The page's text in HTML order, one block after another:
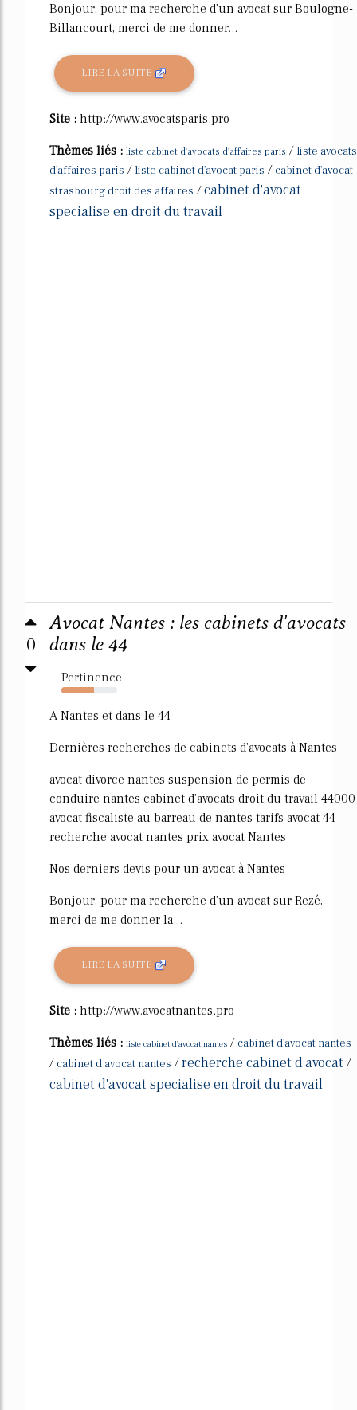
Bonjour, pour ma recherche d'un avocat sur Boulogne-
Billancourt, merci de me donner...
LIRE LA SUITE
Site : http://www.avocatsparis.pro
Thèmes liés : liste cabinet d'avocats d'affaires paris / liste avocats
d'affaires paris / liste cabinet d'avocat paris / cabinet d'avocat
strasbourg droit des affaires /cabinet d'avocat
specialise en droit du travail
0
Avocat Nantes : les cabinets d'avocats
dans le 44
Pertinence
59%
A Nantes et dans le 44
Dernières recherches de cabinets d'avocats à Nantes
avocat divorce nantes suspension de permis de
conduire nantes cabinet d'avocats droit du travail 44000
avocat fiscaliste au barreau de nantes tarifs avocat 44
recherche avocat nantes prix avocat Nantes
Nos derniers devis pour un avocat à Nantes
Bonjour, pour ma recherche d'un avocat sur Rezé,
merci de me donner la...
LIRE LA SUITE
Site : http://www.avocatnantes.pro
Thèmes liés : liste cabinet d'avocat nantes / cabinet d'avocat nantes
/ cabinet d avocat nantes /recherche cabinet d'avocat /
cabinet d'avocat specialise en droit du travail